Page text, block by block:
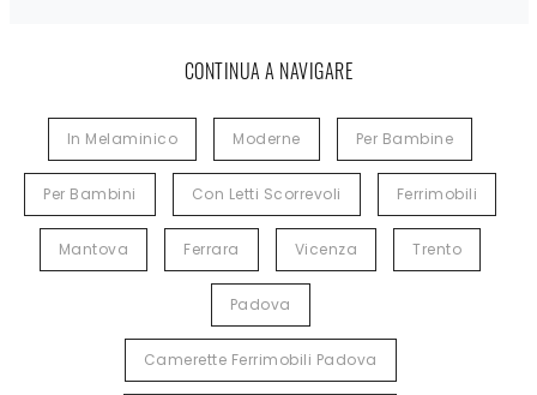
CONTINUA A NAVIGARE
In Melaminico Moderne Per Bambine
Per Bambini Con Letti Scorrevoli Ferrimobili
Mantova Ferrara Vicenza Trento
Padova
Camerette Ferrimobili Padova